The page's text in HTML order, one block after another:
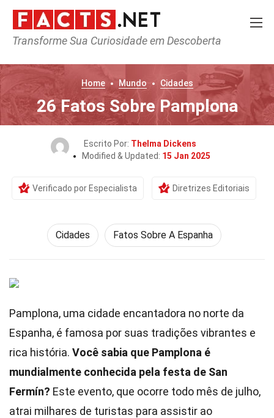
Transforme Sua Curiosidade em Descoberta
Home Mundo Cidades
26 Fatos Sobre Pamplona
Escrito Por: Thelma Dickens
Modified & Updated: 15 Jan 2025
Verificado por Especialista Diretrizes Editoriais
Cidades Fatos Sobre A Espanha
Pamplona, uma cidade encantadora no norte da
Espanha, é famosa por suas tradições vibrantes e
rica história. Você sabia que Pamplona é
mundialmente conhecida pela festa de San
Fermín? Este evento, que ocorre todo mês de julho,
atrai milhares de turistas para assistir ao